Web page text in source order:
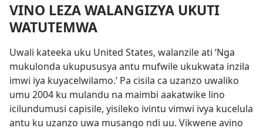
VINO LEZA WALANGIZYA UKUTI
WATUTEMWA
Uwali kateeka uku United States, walanzile ati ‘Nga
mukulonda ukupususya antu mufwile ukukwata inzila
imwi iya kuyacelwilamo.’ Pa cisila ca uzanzo uwaliko
umu 2004 ku mulandu na maimbi aakatwike lino
icilundumusi capisile, yisileko ivintu vimwi ivya kucelula
antu ku uzanzo uwa musango ndi uu. Vikwene avino